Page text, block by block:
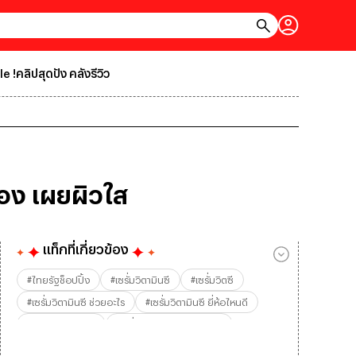
!คลิปสุดปัง คลังรีวิว
เผยผิวใส
แท็กที่เกี่ยวข้อง
#ไทยรัฐช็อปปิ้ง #เซรั่มวิตามินซี #เซรั่มวิตซี
#เซรั่มวิตามินซี ช่วยอะไร #เซรั่มวิตามินซี ยี่ห้อไหนดี